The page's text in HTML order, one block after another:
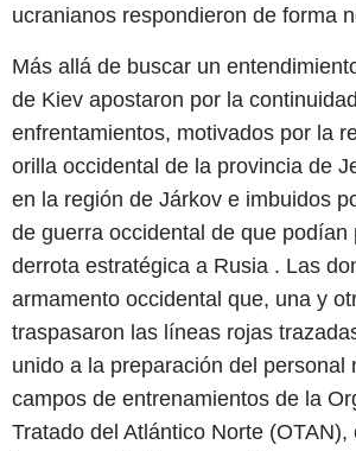
ucranianos respondieron de forma
Más allá de buscar un
de Kiev apostaron por la
enfrentamientos, motivados por la
orilla occidental de la provincia de
en la región de Járkov e imbuidos
de guerra occidental de que podían
derrota estratégica a Rusia . Las
armamento occidental que, una y
traspasaron las líneas rojas
unido a la preparación del personal
campos de entrenamientos de la
Tratado del Atlántico Norte (OTAN),